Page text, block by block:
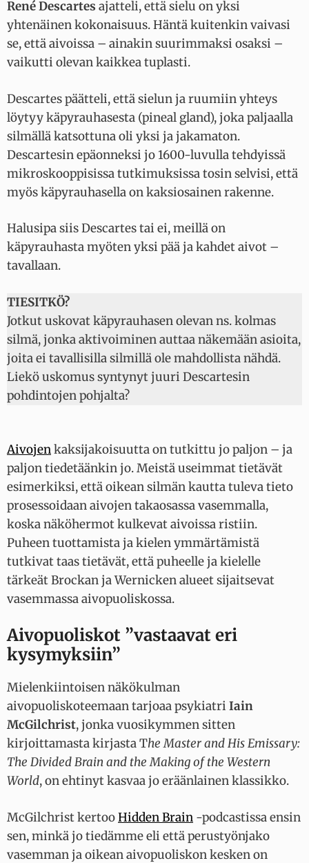
René Descartes ajatteli, että sielu on yksi
yhtenäinen kokonaisuus. Häntä kuitenkin vaivasi
se, että aivoissa – ainakin suurimmaksi osaksi –
vaikutti olevan kaikkea tuplasti.
Descartes päätteli, että sielun ja ruumiin yhteys
löytyy käpyrauhasesta (pineal gland), joka paljaalla
silmällä katsottuna oli yksi ja jakamaton.
Descartesin epäonneksi jo 1600-luvulla tehdyissä
mikroskooppisissa tutkimuksissa tosin selvisi, että
myös käpyrauhasella on kaksiosainen rakenne.
Halusipa siis Descartes tai ei, meillä on
käpyrauhasta myöten yksi pää ja kahdet aivot –
tavallaan.
TIESITKÖ?
Jotkut uskovat käpyrauhasen olevan ns. kolmas
silmä, jonka aktivoiminen auttaa näkemään asioita,
joita ei tavallisilla silmillä ole mahdollista nähdä.
Liekö uskomus syntynyt juuri Descartesin
pohdintojen pohjalta?
Aivojenkaksijakoisuutta on tutkittu jo paljon – ja
paljon tiedetäänkin jo. Meistä useimmat tietävät
esimerkiksi, että oikean silmän kautta tuleva tieto
prosessoidaan aivojen takaosassa vasemmalla,
koska näköhermot kulkevat aivoissa ristiin.
Puheen tuottamista ja kielen ymmärtämistä
tutkivat taas tietävät, että puheelle ja kielelle
tärkeät Brockan ja Wernicken alueet sijaitsevat
vasemmassa aivopuoliskossa.
Aivopuoliskot ”vastaavat eri
kysymyksiin”
Mielenkiintoisen näkökulman
aivopuoliskoteemaan tarjoaa psykiatri Iain
McGilchrist, jonka vuosikymmen sitten
kirjoittamasta kirjasta The Master and His Emissary:
The Divided Brain and the Making of the Western
World, on ehtinyt kasvaa jo eräänlainen klassikko.
McGilchrist kertooHidden Brain -podcastissa ensin
sen, minkä jo tiedämme eli että perustyönjako
vasemman ja oikean aivopuoliskon kesken on